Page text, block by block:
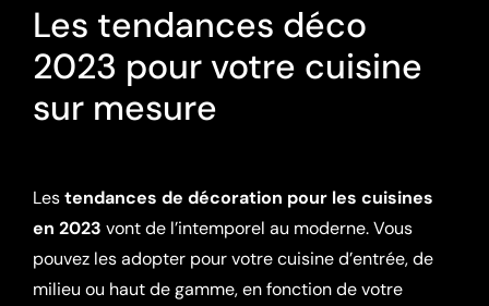
Les tendances déco
2023 pour votre cuisine
sur mesure
Lestendances de décoration pour les cuisines
en 2023 vont de l’intemporel au moderne. Vous
pouvez les adopter pour votre cuisine d’entrée, de
milieu ou haut de gamme, en fonction de votre